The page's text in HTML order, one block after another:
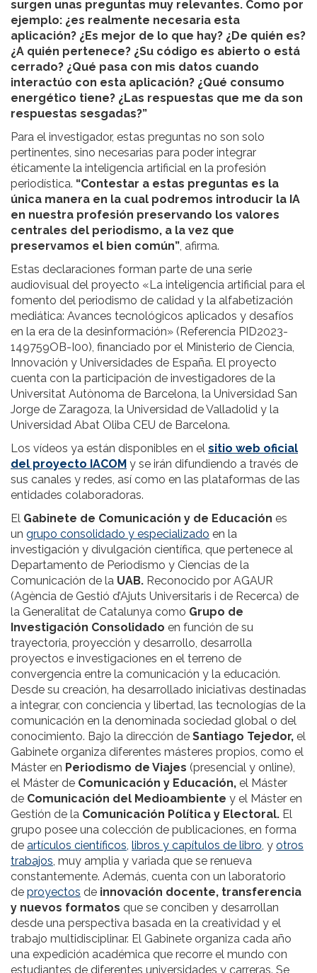
surgen unas preguntas muy relevantes. Como por
ejemplo: ¿es realmente necesaria esta
aplicación? ¿Es mejor de lo que hay? ¿De quién es?
¿A quién pertenece? ¿Su código es abierto o está
cerrado? ¿Qué pasa con mis datos cuando
interactúo con esta aplicación? ¿Qué consumo
energético tiene? ¿Las respuestas que me da son
respuestas sesgadas?”
Para el investigador, estas preguntas no son solo
pertinentes, sino necesarias para poder integrar
éticamente la inteligencia artificial en la profesión
periodística. “Contestar a estas preguntas es la
única manera en la cual podremos introducir la IA
en nuestra profesión preservando los valores
centrales del periodismo, a la vez que
preservamos el bien común”, afirma.
Estas declaraciones forman parte de una serie
audiovisual del proyecto «La inteligencia artificial para el
fomento del periodismo de calidad y la alfabetización
mediática: Avances tecnológicos aplicados y desafíos
en la era de la desinformación» (Referencia PID2023-
149759OB-I00), financiado por el Ministerio de Ciencia,
Innovación y Universidades de España. El proyecto
cuenta con la participación de investigadores de la
Universitat Autònoma de Barcelona, la Universidad San
Jorge de Zaragoza, la Universidad de Valladolid y la
Universidad Abat Oliba CEU de Barcelona.
Los vídeos ya están disponibles en el sitio web oficial
del proyecto IACOM y se irán difundiendo a través de
sus canales y redes, así como en las plataformas de las
entidades colaboradoras.
El Gabinete de Comunicación y de Educación es
un grupo consolidado y especializado en la
investigación y divulgación científica, que pertenece al
Departamento de Periodismo y Ciencias de la
Comunicación de la UAB. Reconocido por AGAUR
(Agència de Gestió d’Ajuts Universitaris i de Recerca) de
la Generalitat de Catalunya como Grupo de
Investigación Consolidado en función de su
trayectoria, proyección y desarrollo, desarrolla
proyectos e investigaciones en el terreno de
convergencia entre la comunicación y la educación.
Desde su creación, ha desarrollado iniciativas destinadas
a integrar, con conciencia y libertad, las tecnologías de la
comunicación en la denominada sociedad global o del
conocimiento. Bajo la dirección de Santiago Tejedor, el
Gabinete organiza diferentes másteres propios, como el
Máster en Periodismo de Viajes (presencial y online),
el Máster de Comunicación y Educación, el Máster
de Comunicación del Medioambiente y el Máster en
Gestión de la Comunicación Política y Electoral. El
grupo posee una colección de publicaciones, en forma
de artículos científicos, libros y capítulos de libro, y otros
trabajos, muy amplia y variada que se renueva
constantemente. Además, cuenta con un laboratorio
de proyectos de innovación docente, transferencia
y nuevos formatos que se conciben y desarrollan
desde una perspectiva basada en la creatividad y el
trabajo multidisciplinar. El Gabinete organiza cada año
una expedición académica que recorre el mundo con
estudiantes de diferentes universidades y carreras. Se